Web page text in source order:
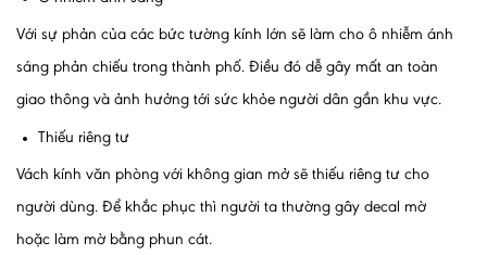
Với sự phản của các bức tường kính lớn sẽ làm cho ô nhiễm ánh
sáng phản chiếu trong thành phố. Điều đó dễ gây mất an toàn
giao thông và ảnh hưởng tới sức khỏe người dân gần khu vực.
Thiếu riêng tư
Vách kính văn phòng với không gian mở sẽ thiếu riêng tư cho
người dùng. Để khắc phục thì người ta thường gây decal mờ
hoặc làm mờ bằng phun cát.